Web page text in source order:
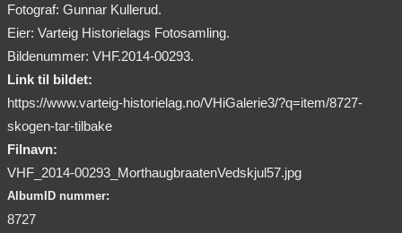
Fotograf: Gunnar Kullerud.
Eier: Varteig Historielags Fotosamling.
Bildenummer: VHF.2014-00293.
Link til bildet:
https://www.varteig-historielag.no/VHiGalerie3/?q=item/8727-
skogen-tar-tilbake
Filnavn:
VHF_2014-00293_MorthaugbraatenVedskjul57.jpg
AlbumID nummer:
8727